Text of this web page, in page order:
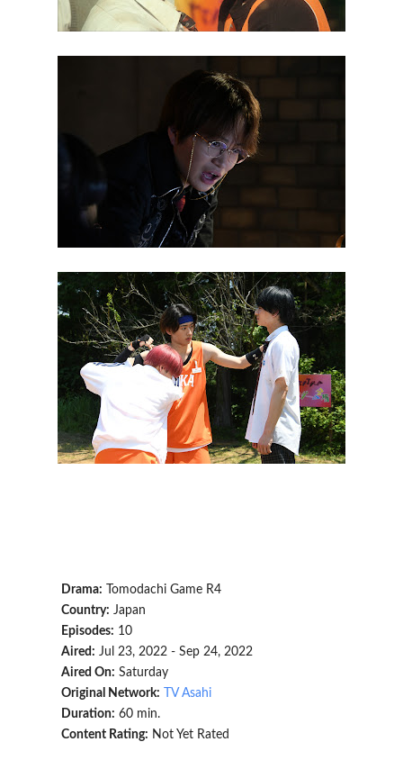
Drama:
Tomodachi Game R4
Country: Japan
Episodes: 10
Aired: Jul 23, 2022 - Sep 24, 2022
Aired On: Saturday
Original Network:
TV Asahi
Duration: 60 min.
Content Rating: Not Yet Rated